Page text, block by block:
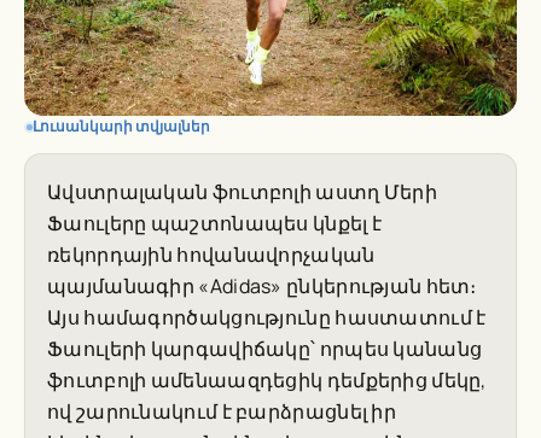
Լուսանկարի տվյալներ
Ավստրալական ֆուտբոլի աստղ Մերի
Ֆաուլերը պաշտոնապես կնքել է
ռեկորդային հովանավորչական
պայմանագիր «Adidas» ընկերության հետ։
Այս համագործակցությունը հաստատում է
Ֆաուլերի կարգավիճակը՝ որպես կանանց
ֆուտբոլի ամենաազդեցիկ դեմքերից մեկը,
ով շարունակում է բարձրացնել իր